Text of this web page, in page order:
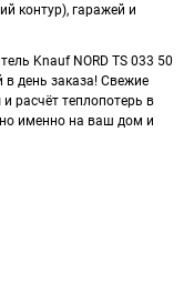
контур), гаражей и
Knauf NORD TS 033 50
день заказа! Свежие
расчёт теплопотерь в
именно на ваш дом и